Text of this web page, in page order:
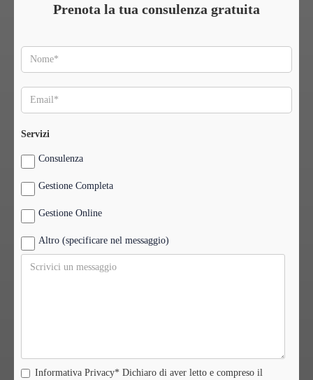
Prenota la tua consulenza gratuita
Servizi
Consulenza
Gestione Completa
Gestione Online
Altro (specificare nel messaggio)
Informativa Privacy* Dichiaro di aver letto e compreso il